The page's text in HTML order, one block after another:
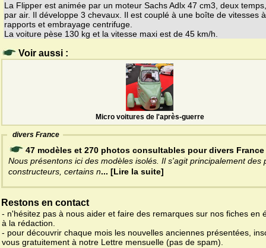
La Flipper est animée par un moteur Sachs Adlx 47 cm3, deux
par air. Il développe 3 chevaux. Il est couplé à une boîte de vitesses
rapports et embrayage centrifuge.
La voiture pèse 130 kg et la vitesse maxi est de 45 km/h.
Voir aussi :
Micro voitures de l'après-guerre
divers France
47 modèles et 270 photos consultables pour divers France
Nous présentons ici des modèles isolés. Il s'agit principalement des
constructeurs, certains n... [Lire la suite]
Restons en contact
- n'hésitez pas à nous aider et faire des remarques sur nos fiches en
à la rédaction.
- pour découvrir chaque mois les nouvelles anciennes présentées,
vous gratuitement à notre Lettre mensuelle (pas de spam).